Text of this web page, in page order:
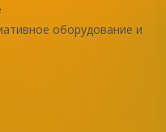
оборудование и